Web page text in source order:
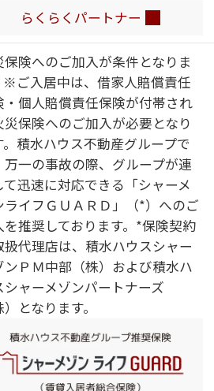
らくらくパートナー
保険へのご加入が条件となりま
※ご入居中は、借家人賠償責任
・個人賠償責任保険が付帯され
災保険へのご加入が必要となり
。積水ハウス不動産グループで
万一の事故の際、グループが連
て迅速に対応できる「シャーメ
ライフＧＵＡＲＤ」（*）へのご
を推奨しております。*保険契約
扱代理店は、積水ハウスシャー
ンＰＭ中部（株）および積水ハ
シャーメゾンパートナーズ
）となります。